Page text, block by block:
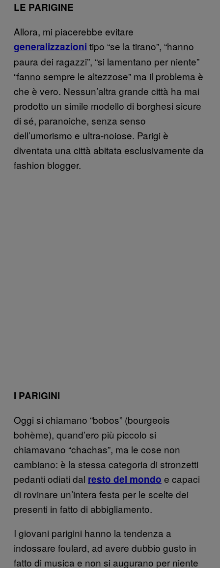
LE PARIGINE
Allora, mi piacerebbe evitare
generalizzazioni tipo “se la tirano”, “hanno
paura dei ragazzi”, “si lamentano per niente”
“fanno sempre le altezzose” ma il problema è
che è vero. Nessun’altra grande città ha mai
prodotto un simile modello di borghesi sicure
di sé, paranoiche, senza senso
dell’umorismo e ultra-noiose. Parigi è
diventata una città abitata esclusivamente da
fashion blogger.
I PARIGINI
Oggi si chiamano “bobos” (bourgeois
bohème), quand’ero più piccolo si
chiamavano “chachas”, ma le cose non
cambiano: è la stessa categoria di stronzetti
pedanti odiati dal resto del mondo e capaci
di rovinare un’intera festa per le scelte dei
presenti in fatto di abbigliamento.
I giovani parigini hanno la tendenza a
indossare foulard, ad avere dubbio gusto in
fatto di musica e non si augurano per niente